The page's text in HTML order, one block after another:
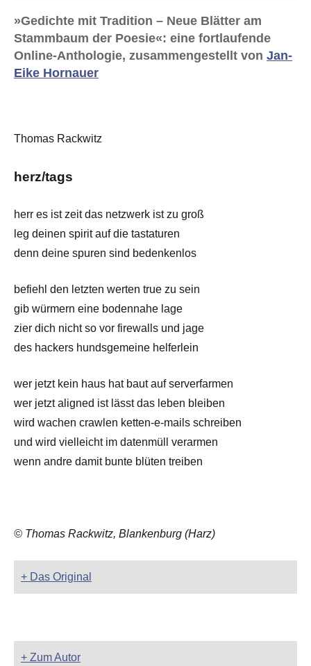
»Gedichte mit Tradition – Neue Blätter am
Stammbaum der Poesie«: eine fortlaufende
Online-Anthologie, zusammengestellt von Jan-
Eike Hornauer
Thomas Rackwitz
herz/tags
herr es ist zeit das netzwerk ist zu groß
leg deinen spirit auf die tastaturen
denn deine spuren sind bedenkenlos
befiehl den letzten werten true zu sein
gib würmern eine bodennahe lage
zier dich nicht so vor firewalls und jage
des hackers hundsgemeine helferlein
wer jetzt kein haus hat baut auf serverfarmen
wer jetzt aligned ist lässt das leben bleiben
wird wachen crawlen ketten-e-mails schreiben
und wird vielleicht im datenmüll verarmen
wenn andre damit bunte blüten treiben
© Thomas Rackwitz, Blankenburg (Harz)
+ Das Original
+ Zum Autor